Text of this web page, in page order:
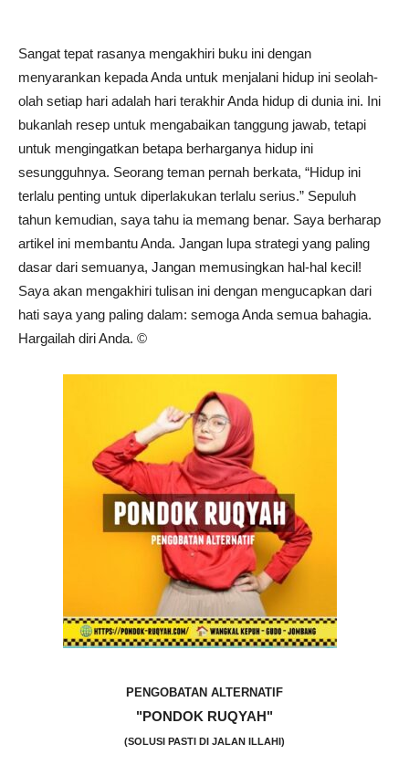
Sangat tepat rasanya mengakhiri buku ini dengan
menyarankan kepada Anda untuk menjalani hidup ini seolah-
olah setiap hari adalah hari terakhir Anda hidup di dunia ini. Ini
bukanlah resep untuk mengabaikan tanggung jawab, tetapi
untuk mengingatkan betapa berharganya hidup ini
sesungguhnya. Seorang teman pernah berkata, “Hidup ini
terlalu penting untuk diperlakukan terlalu serius.” Sepuluh
tahun kemudian, saya tahu ia memang benar. Saya berharap
artikel ini membantu Anda. Jangan lupa strategi yang paling
dasar dari semuanya, Jangan memusingkan hal-hal kecil!
Saya akan mengakhiri tulisan ini dengan mengucapkan dari
hati saya yang paling dalam: semoga Anda semua bahagia.
Hargailah diri Anda. ©️
PENGOBATAN ALTERNATIF
"PONDOK RUQYAH"
(SOLUSI PASTI DI JALAN ILLAHI)